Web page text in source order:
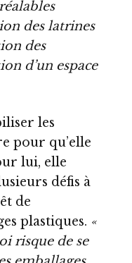
des latrines
des
d’un espace
les
pour qu’elle
lui, elle
défis à
de
plastiques. «
risque de se